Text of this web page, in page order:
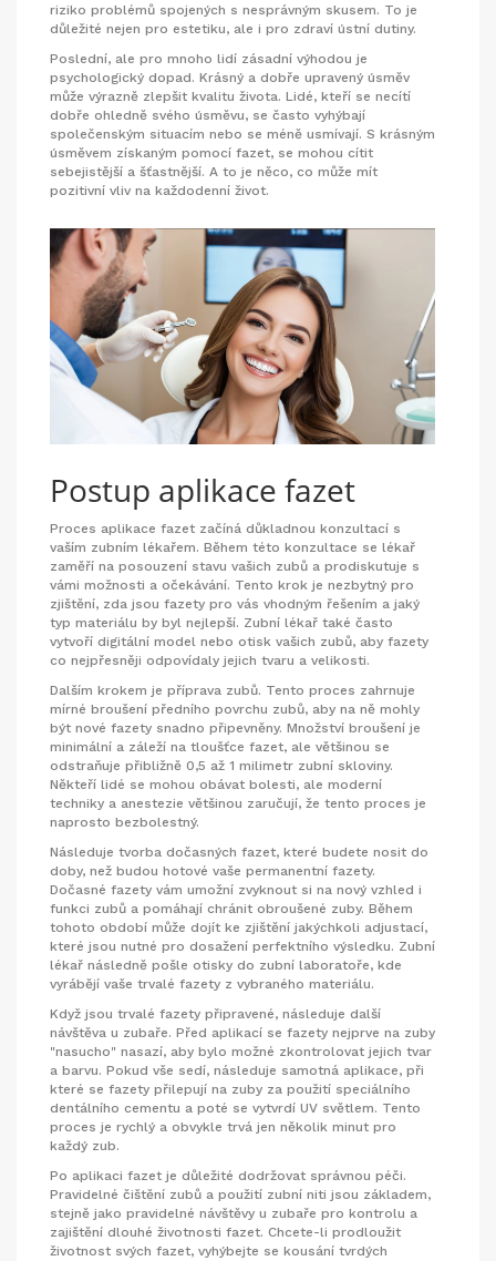
riziko problémů spojených s nesprávným skusem. To je
důležité nejen pro estetiku, ale i pro zdraví ústní dutiny.
Poslední, ale pro mnoho lidí zásadní výhodou je
psychologický dopad. Krásný a dobře upravený úsměv
může výrazně zlepšit kvalitu života. Lidé, kteří se necítí
dobře ohledně svého úsměvu, se často vyhýbají
společenským situacím nebo se méně usmívají. S krásným
úsměvem získaným pomocí fazet, se mohou cítit
sebejistější a šťastnější. A to je něco, co může mít
pozitivní vliv na každodenní život.
Postup aplikace fazet
Proces aplikace fazet začíná důkladnou konzultací s
vaším zubním lékařem. Během této konzultace se lékař
zaměří na posouzení stavu vašich zubů a prodiskutuje s
vámi možnosti a očekávání. Tento krok je nezbytný pro
zjištění, zda jsou fazety pro vás vhodným řešením a jaký
typ materiálu by byl nejlepší. Zubní lékař také často
vytvoří digitální model nebo otisk vašich zubů, aby fazety
co nejpřesněji odpovídaly jejich tvaru a velikosti.
Dalším krokem je příprava zubů. Tento proces zahrnuje
mírné broušení předního povrchu zubů, aby na ně mohly
být nové fazety snadno připevněny. Množství broušení je
minimální a záleží na tloušťce fazet, ale většinou se
odstraňuje přibližně 0,5 až 1 milimetr zubní skloviny.
Někteří lidé se mohou obávat bolesti, ale moderní
techniky a anestezie většinou zaručují, že tento proces je
naprosto bezbolestný.
Následuje tvorba dočasných fazet, které budete nosit do
doby, než budou hotové vaše permanentní fazety.
Dočasné fazety vám umožní zvyknout si na nový vzhled i
funkci zubů a pomáhají chránit obroušené zuby. Během
tohoto období může dojít ke zjištění jakýchkoli adjustací,
které jsou nutné pro dosažení perfektního výsledku. Zubní
lékař následně pošle otisky do zubní laboratoře, kde
vyrábějí vaše trvalé fazety z vybraného materiálu.
Když jsou trvalé fazety připravené, následuje další
návštěva u zubaře. Před aplikací se fazety nejprve na zuby
"nasucho" nasazí, aby bylo možné zkontrolovat jejich tvar
a barvu. Pokud vše sedí, následuje samotná aplikace, při
které se fazety přilepují na zuby za použití speciálního
dentálního cementu a poté se vytvrdí UV světlem. Tento
proces je rychlý a obvykle trvá jen několik minut pro
každý zub.
Po aplikaci fazet je důležité dodržovat správnou péči.
Pravidelné čištění zubů a použití zubní niti jsou základem,
stejně jako pravidelné návštěvy u zubaře pro kontrolu a
zajištění dlouhé životnosti fazet. Chcete-li prodloužit
životnost svých fazet, vyhýbejte se kousání tvrdých